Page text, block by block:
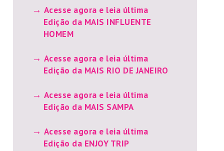
Acesse agora e leia última
Edição da MAIS INFLUENTE
HOMEM
Acesse agora e leia última
Edição da MAIS RIO DE JANEIRO
Acesse agora e leia última
Edição da MAIS SAMPA
Acesse agora e leia última
Edição da ENJOY TRIP